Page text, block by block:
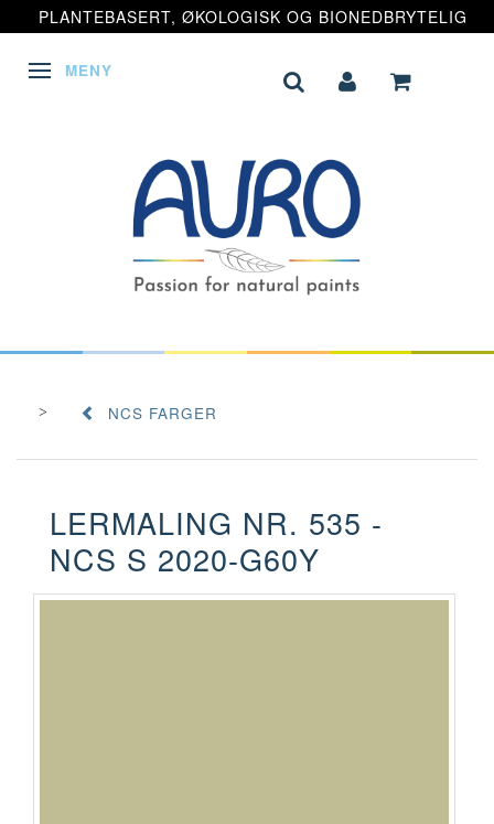
PLANTEBASERT, ØKOLOGISK OG BIONEDBRYTELIG
VEKSLE NAVIGASJON
MENY
NCS FARGER
LERMALING NR. 535 -
NCS S 2020-G60Y